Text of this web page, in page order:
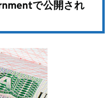
で公開され